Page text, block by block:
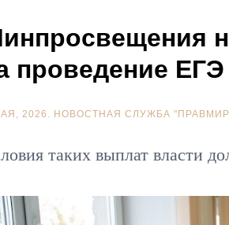
проведение
2026. НОВОСТНАЯ СЛУЖБА
таких выплат власти